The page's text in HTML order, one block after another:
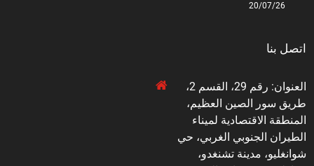
20/07/26
اتصل بنا
العنوان: رقم 29، القسم 2،
طريق سور الصين العظيم،
المنطقة الاقتصادية لميناء
الطيران الجنوبي الغربي، حي
شوانغليو، مدينة تشنغدو،